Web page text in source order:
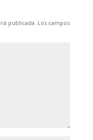
publicada. Los campos